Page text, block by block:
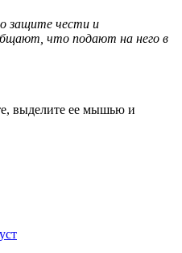
о защите чести и
что подают на него в
выделите ее мышью и